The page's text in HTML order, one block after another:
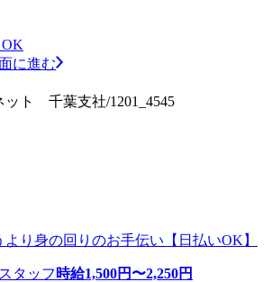
に進む
ット 千葉支社/1201_4545
より身の回りのお手伝い【日払いOK】
タッフ 時給1,500円〜2,250円